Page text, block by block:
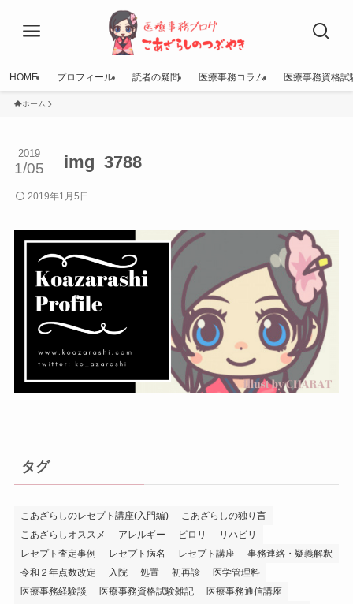
HOME プロフィール 読者の疑問 医療事務コラム 医療事務資格試
ホーム
img_3788
2019
1/05
2019年1月5日
タグ
こあざらしのレセプト講座(入門編)
こあざらしの独り言
こあざらしオススメ
アレルギー ピロリ
リハビリ
レセプト査定事例
レセプト病名 レセプト講座
事務連絡・疑義解釈
令和２年点数改定
入院 処置 初再診
医学管理料
医療事務経験談
医療事務資格試験雑記
医療事務通信講座